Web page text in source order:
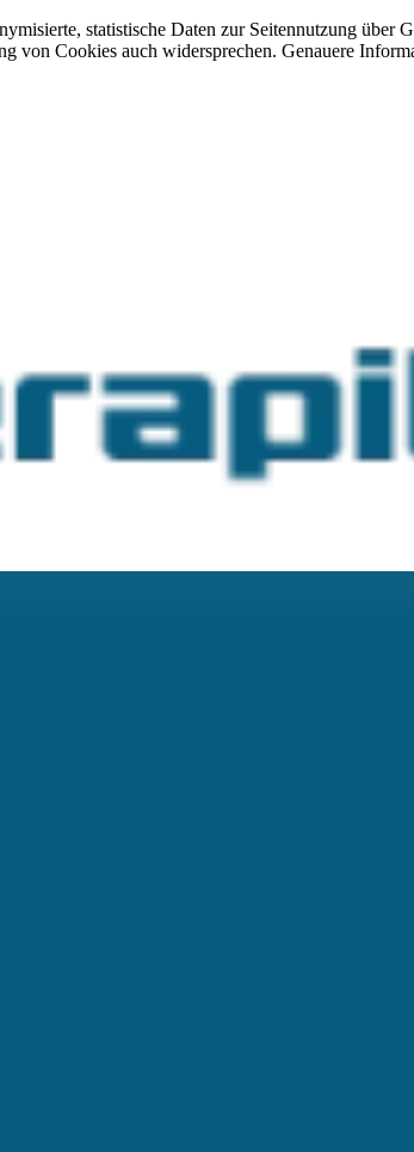
statistische Daten zur Seitennutzung
von Cookies auch widersprechen. Genauere